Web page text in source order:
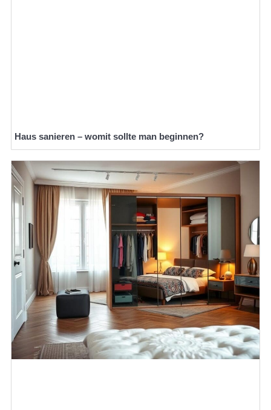
Haus sanieren – womit sollte man beginnen?